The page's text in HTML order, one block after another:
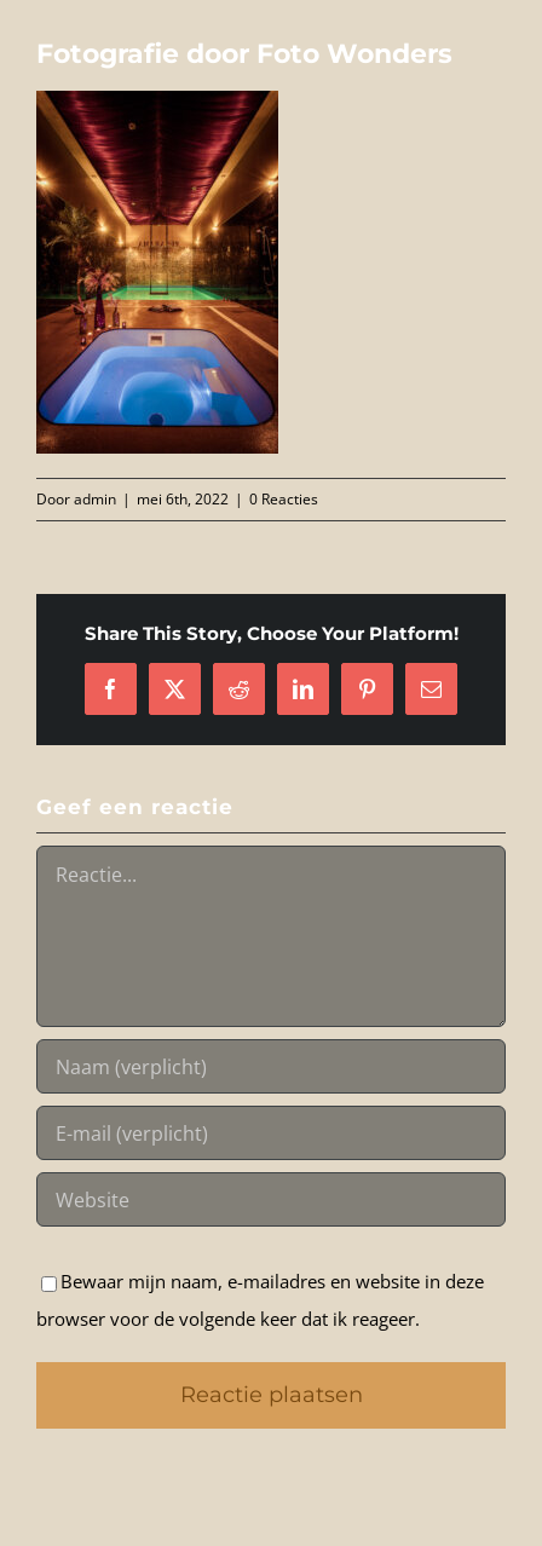
FOTO’S
INFO
OPENINGSTIJDEN
GIFTCARD
CONTACT
Fotografie door Foto Wonders
Dooradmin | mei 6th, 2022 | 0 Reacties
Share This Story, Choose Your Platform!
Facebook
X Reddit LinkedInPinterest
E-
mail
Geef een reactie
Reactie
Bewaar mijn naam, e-mailadres en website in deze
browser voor de volgende keer dat ik reageer.